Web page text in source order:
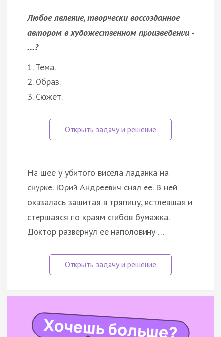
Любое явление, творчески воссозданное
автором в художественном произведении -
...?
1. Тема.
2. Образ.
3. Сюжет.
На шее у убитого висела ладанка на
снурке. Юрий Андреевич снял ее. В ней
оказалась зашитая в тряпицу, истлевшая и
стершаяся по краям сгибов бумажка.
Доктор развернул ее наполовину …